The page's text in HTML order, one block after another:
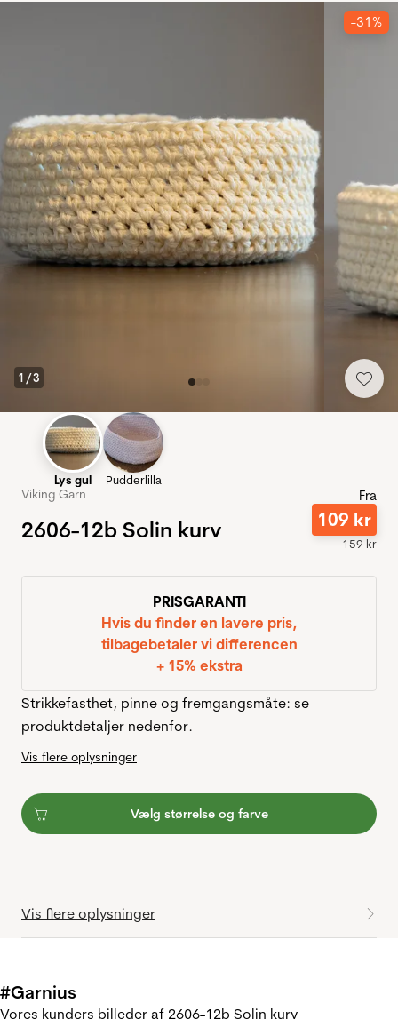
1 /3
-31%
Lys gul Pudderlilla
Viking Garn
2606-12b Solin kurv
Fra
109 kr
159kr
PRISGARANTI
Hvis du finder en lavere pris,
tilbagebetaler vi differencen
+ 15% ekstra
Strikkefasthet, pinne og fremgangsmåte: se
produktdetaljer nedenfor.
Vis flere oplysninger
Vælg størrelse og farve
Vis flere oplysninger
#Garnius
Vores kunders billeder af 2606-12b Solin kurv